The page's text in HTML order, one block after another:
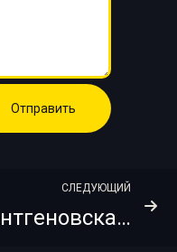
СЛЕДУЮЩИЙ
Рентгеновская пленка KODAK (Carestream) Industrex HS800 NIF 30х40